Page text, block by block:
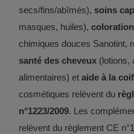
secs/fins/abîmés), soins
masques, huiles),
chimiques douces Sanotint,
santé des cheveux (lotions,
alimentaires) et aide à la
cosmétiques relèvent du
n°1223/2009. Les
relèvent du règlement CE